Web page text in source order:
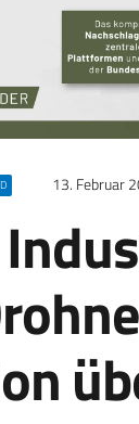
13. Februar